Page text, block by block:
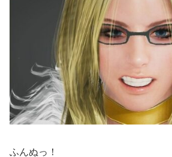
ふんぬっ！